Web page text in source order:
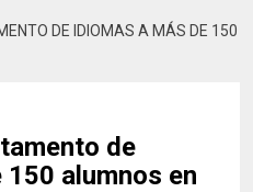
DE IDIOMAS A MÁS DE 150
de
alumnos en